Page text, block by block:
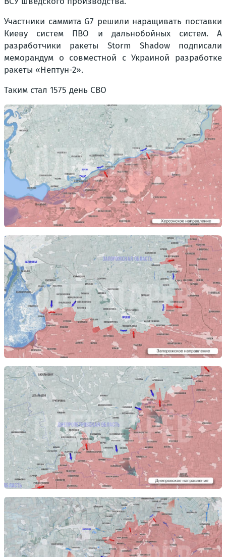
Участники саммита G7 решили наращивать поставки
Киеву систем ПВО и дальнобойных систем. А
разработчики ракеты Storm Shadow подписали
меморандум о совместной с Украиной разработке
ракеты «Нептун-2».
Таким стал 1575 день СВО